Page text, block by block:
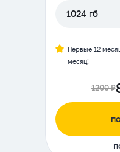
1024 гб
Первые 12
месяц!
1200 ₽